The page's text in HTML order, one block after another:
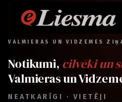
VALMIERAS UN VIDZEMES
Notikumi, cilvēki un
Valmieras un
NEATKARĪGI · VIETĒJI